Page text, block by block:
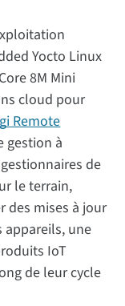
Yocto Linux
8M Mini
cloud pour
Remote
gestion à
de
le terrain,
des mises à jour
appareils, une
IoT
de leur cycle